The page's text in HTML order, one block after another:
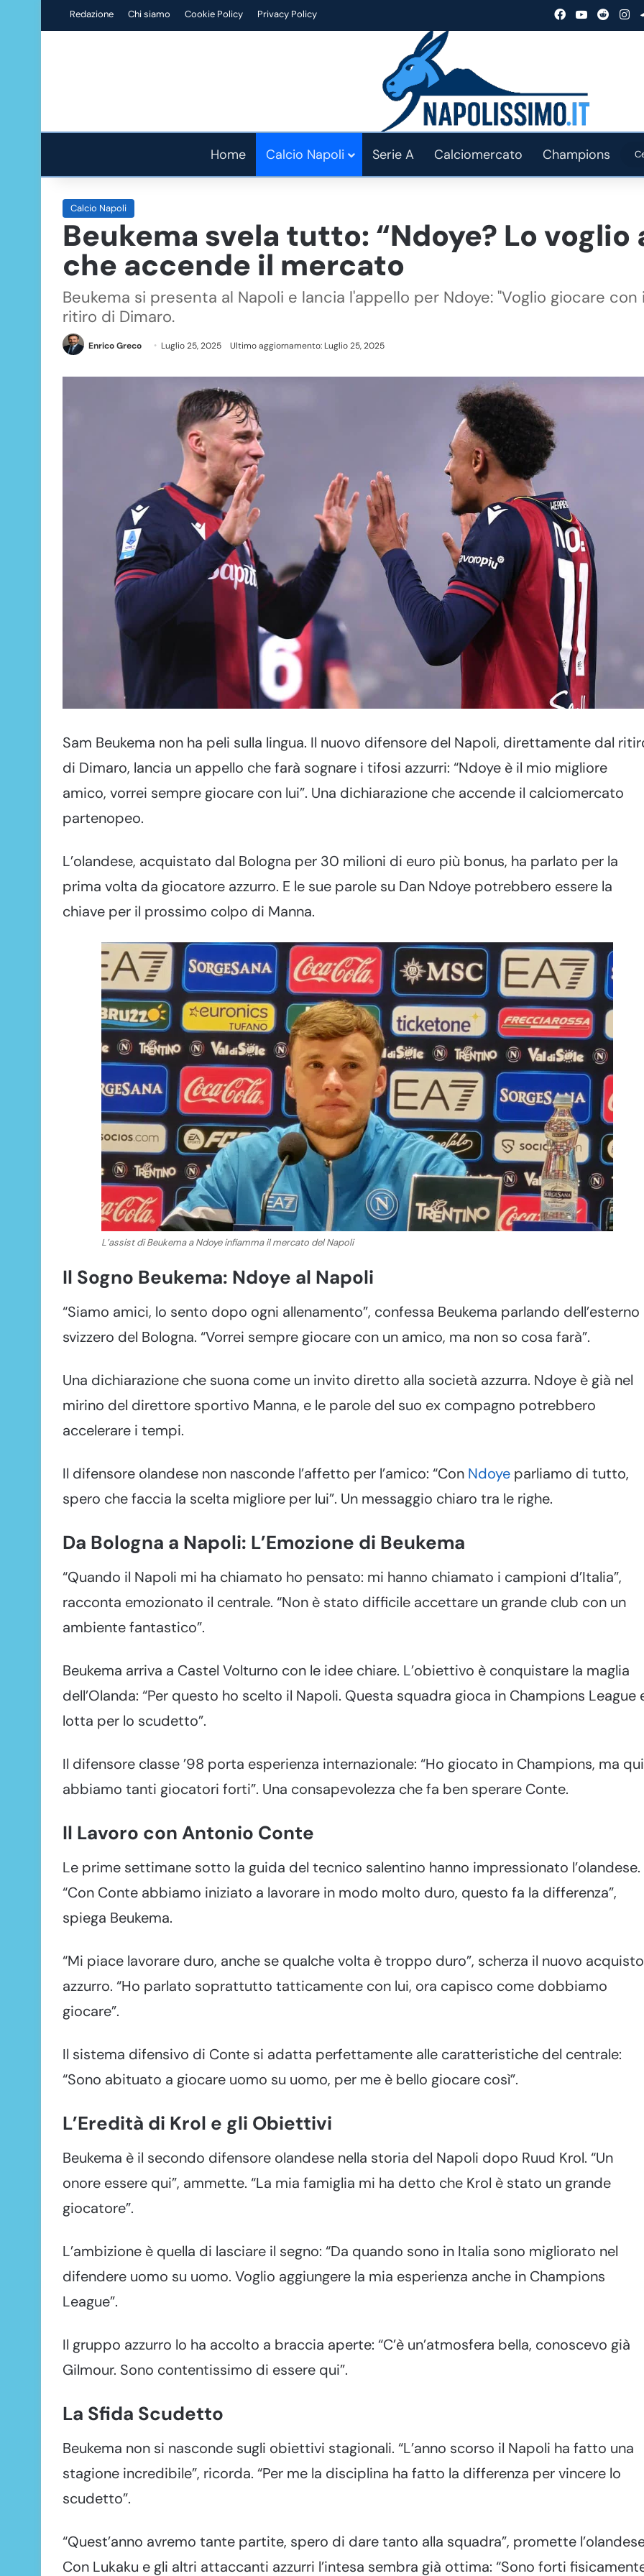
Redazione Chi siamo Cookie Policy Privacy Policy FacebookYou TubeReddit
Home Calcio Napoli Serie A Calciomercato Champions
Calcio Napoli
Beukema svela tutto: “Ndoye? Lo voglio
che accende il mercato
Beukema si presenta al Napoli e lancia l'appello per Ndoye: "Voglio giocare
ritiro di Dimaro.
Enrico Greco Luglio 25, 2025 Ultimo aggiornamento: Luglio 25, 2025
Sam Beukema non ha peli sulla lingua. Il nuovo difensore del Napoli, direttamente dal
di Dimaro, lancia un appello che farà sognare i tifosi azzurri: “Ndoye è il mio migliore
amico, vorrei sempre giocare con lui”. Una dichiarazione che accende il calciomercato
partenopeo.
L’olandese, acquistato dal Bologna per 30 milioni di euro più bonus, ha parlato per la
prima volta da giocatore azzurro. E le sue parole su Dan Ndoye potrebbero essere la
chiave per il prossimo colpo di Manna.
L’assist di Beukema a Ndoye infiamma il mercato del Napoli
Il Sogno Beukema: Ndoye al Napoli
“Siamo amici, lo sento dopo ogni allenamento”, confessa Beukema parlando dell’esterno
svizzero del Bologna. “Vorrei sempre giocare con un amico, ma non so cosa farà”.
Una dichiarazione che suona come un invito diretto alla società azzurra. Ndoye è già nel
mirino del direttore sportivo Manna, e le parole del suo ex compagno potrebbero
accelerare i tempi.
Il difensore olandese non nasconde l’affetto per l’amico: “Con Ndoye parliamo di tutto,
spero che faccia la scelta migliore per lui”. Un messaggio chiaro tra le righe.
Da Bologna a Napoli: L’Emozione di Beukema
“Quando il Napoli mi ha chiamato ho pensato: mi hanno chiamato i campioni d’Italia”,
racconta emozionato il centrale. “Non è stato difficile accettare un grande club con un
ambiente fantastico”.
Beukema arriva a Castel Volturno con le idee chiare. L’obiettivo è conquistare la maglia
dell’Olanda: “Per questo ho scelto il Napoli. Questa squadra gioca in Champions League
lotta per lo scudetto”.
Il difensore classe ’98 porta esperienza internazionale: “Ho giocato in Champions, ma qui
abbiamo tanti giocatori forti”. Una consapevolezza che fa ben sperare Conte.
Il Lavoro con Antonio Conte
Le prime settimane sotto la guida del tecnico salentino hanno impressionato l’olandese.
“Con Conte abbiamo iniziato a lavorare in modo molto duro, questo fa la differenza”,
spiega Beukema.
“Mi piace lavorare duro, anche se qualche volta è troppo duro”, scherza il nuovo acquisto
azzurro. “Ho parlato soprattutto tatticamente con lui, ora capisco come dobbiamo
giocare”.
Il sistema difensivo di Conte si adatta perfettamente alle caratteristiche del centrale:
“Sono abituato a giocare uomo su uomo, per me è bello giocare così”.
L’Eredità di Krol e gli Obiettivi
Beukema è il secondo difensore olandese nella storia del Napoli dopo Ruud Krol. “Un
onore essere qui”, ammette. “La mia famiglia mi ha detto che Krol è stato un grande
giocatore”.
L’ambizione è quella di lasciare il segno: “Da quando sono in Italia sono migliorato nel
difendere uomo su uomo. Voglio aggiungere la mia esperienza anche in Champions
League”.
Il gruppo azzurro lo ha accolto a braccia aperte: “C’è un’atmosfera bella, conoscevo già
Gilmour. Sono contentissimo di essere qui”.
La Sfida Scudetto
Beukema non si nasconde sugli obiettivi stagionali. “L’anno scorso il Napoli ha fatto una
stagione incredibile”, ricorda. “Per me la disciplina ha fatto la differenza per vincere lo
scudetto”.
“Quest’anno avremo tante partite, spero di dare tanto alla squadra”, promette
Con Lukaku e gli altri attaccanti azzurri l’intesa sembra già ottima: “Sono forti